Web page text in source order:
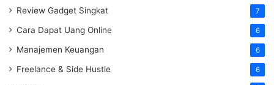
Review Gadget Singkat 7
Cara Dapat Uang Online 6
Manajemen Keuangan 6
Freelance & Side Hustle 6